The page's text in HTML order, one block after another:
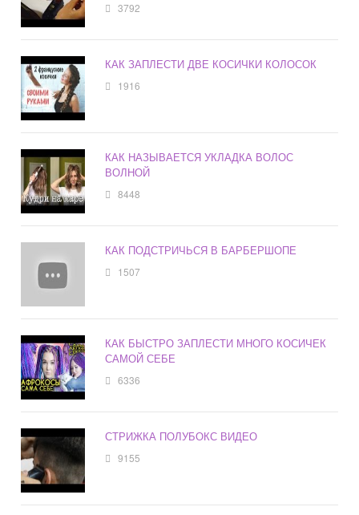
3792
КАК ЗАПЛЕСТИ ДВЕ КОСИЧКИ КОЛОСОК
1916
КАК НАЗЫВАЕТСЯ УКЛАДКА ВОЛОС
ВОЛНОЙ
8448
КАК ПОДСТРИЧЬСЯ В БАРБЕРШОПЕ
1507
КАК БЫСТРО ЗАПЛЕСТИ МНОГО КОСИЧЕК
САМОЙ СЕБЕ
6336
СТРИЖКА ПОЛУБОКС ВИДЕО
9155